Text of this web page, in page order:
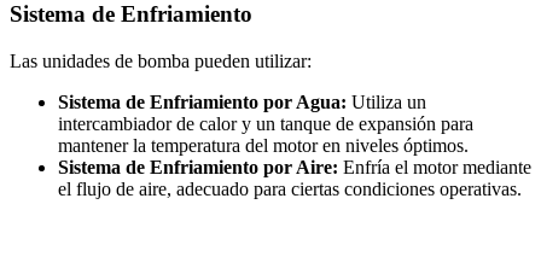
Sistema de Enfriamiento
Las unidades de bomba pueden utilizar:
Sistema de Enfriamiento por Agua: Utiliza un
intercambiador de calor y un tanque de expansión para
mantener la temperatura del motor en niveles óptimos.
Sistema de Enfriamiento por Aire: Enfría el motor mediante
el flujo de aire, adecuado para ciertas condiciones operativas.